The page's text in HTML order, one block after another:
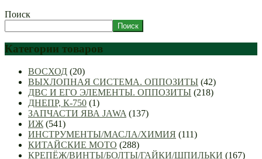
Поиск
Поиск
Категории товаров
ВОСХОД (20)
ВЫХЛОПНАЯ СИСТЕМА. ОППОЗИТЫ (42)
ДВС И ЕГО ЭЛЕМЕНТЫ. ОППОЗИТЫ (218)
ДНЕПР, К-750 (1)
ЗАПЧАСТИ ЯВА JAWA (137)
ИЖ (541)
ИНСТРУМЕНТЫ/МАСЛА/ХИМИЯ (111)
КИТАЙСКИЕ МОТО (288)
КРЕПЁЖ/ВИНТЫ/БОЛТЫ/ГАЙКИ/ШПИЛЬКИ (167)